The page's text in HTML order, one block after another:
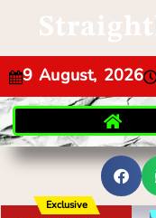
9 August, 2026
Exclusive